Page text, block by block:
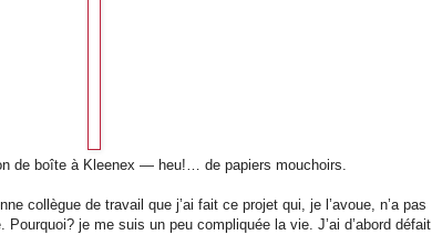
de boîte à Kleenex — heu!… de papiers mouchoirs.
collègue de travail que j’ai fait ce projet qui, je l’avoue, n’a pas
Pourquoi? je me suis un peu compliquée la vie. J’ai d’abord défait